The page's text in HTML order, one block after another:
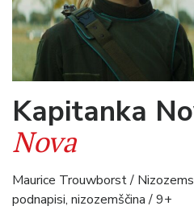
Kapitanka
Nova
Maurice Trouwborst /
podnapisi, nizozemščina / 9+